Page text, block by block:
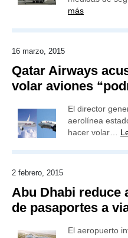
más
16 marzo, 2015
Qatar Airways
volar aviones
El director
aerolínea
hacer volar…
2 febrero, 2015
Abu Dhabi reduce
de pasaportes a
El aeropuerto